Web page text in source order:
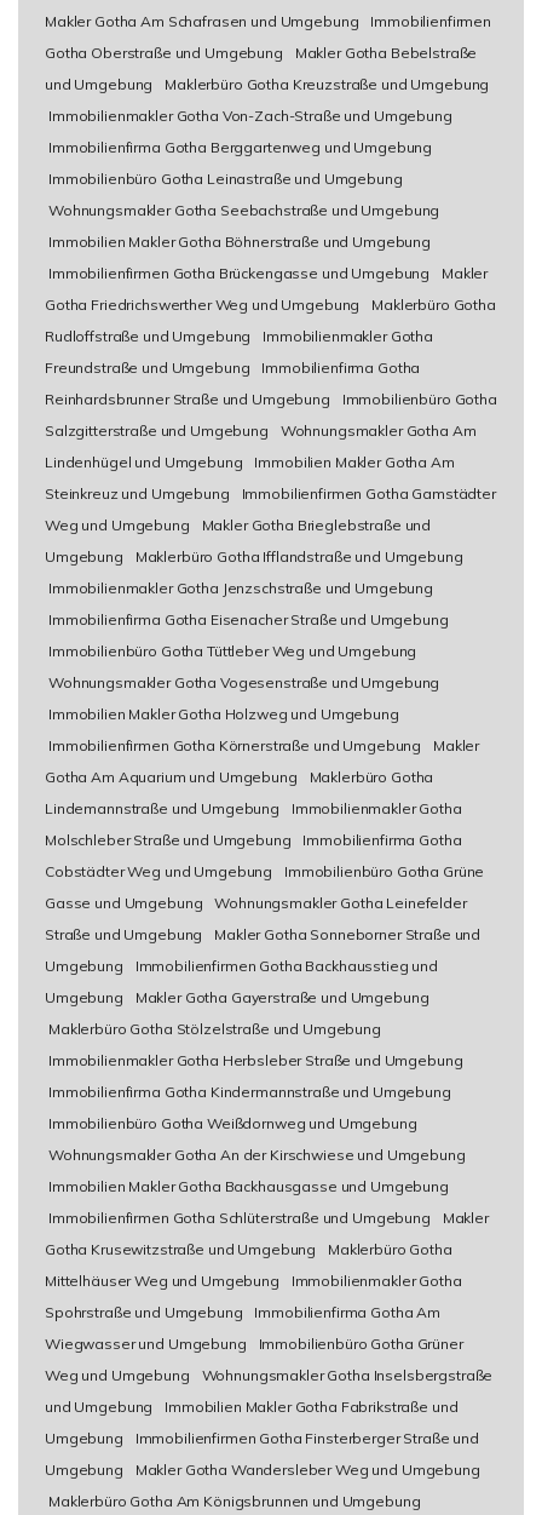
Makler Gotha Am Schafrasen und Umgebung
Immobilienfirmen
Gotha Oberstraße und Umgebung
Makler Gotha Bebelstraße
und Umgebung
Maklerbüro Gotha Kreuzstraße und Umgebung
Immobilienmakler Gotha Von-Zach-Straße und Umgebung
Immobilienfirma Gotha Berggartenweg und Umgebung
Immobilienbüro Gotha Leinastraße und Umgebung
Wohnungsmakler Gotha Seebachstraße und Umgebung
Immobilien Makler Gotha Böhnerstraße und Umgebung
Immobilienfirmen Gotha Brückengasse und Umgebung
Makler
Gotha Friedrichswerther Weg und Umgebung
Maklerbüro Gotha
Rudloffstraße und Umgebung
Immobilienmakler Gotha
Freundstraße und Umgebung
Immobilienfirma Gotha
Reinhardsbrunner Straße und Umgebung
Immobilienbüro Gotha
Salzgitterstraße und Umgebung
Wohnungsmakler Gotha Am
Lindenhügel und Umgebung
Immobilien Makler Gotha Am
Steinkreuz und Umgebung
Immobilienfirmen Gotha Gamstädter
Weg und Umgebung
Makler Gotha Brieglebstraße und
Umgebung
Maklerbüro Gotha Ifflandstraße und Umgebung
Immobilienmakler Gotha Jenzschstraße und Umgebung
Immobilienfirma Gotha Eisenacher Straße und Umgebung
Immobilienbüro Gotha Tüttleber Weg und Umgebung
Wohnungsmakler Gotha Vogesenstraße und Umgebung
Immobilien Makler Gotha Holzweg und Umgebung
Immobilienfirmen Gotha Körnerstraße und Umgebung
Makler
Gotha Am Aquarium und Umgebung
Maklerbüro Gotha
Lindemannstraße und Umgebung
Immobilienmakler Gotha
Molschleber Straße und Umgebung
Immobilienfirma Gotha
Cobstädter Weg und Umgebung
Immobilienbüro Gotha Grüne
Gasse und Umgebung
Wohnungsmakler Gotha Leinefelder
Straße und Umgebung
Makler Gotha Sonneborner Straße und
Umgebung
Immobilienfirmen Gotha Backhausstieg und
Umgebung
Makler Gotha Gayerstraße und Umgebung
Maklerbüro Gotha Stölzelstraße und Umgebung
Immobilienmakler Gotha Herbsleber Straße und Umgebung
Immobilienfirma Gotha Kindermannstraße und Umgebung
Immobilienbüro Gotha Weißdornweg und Umgebung
Wohnungsmakler Gotha An der Kirschwiese und Umgebung
Immobilien Makler Gotha Backhausgasse und Umgebung
Immobilienfirmen Gotha Schlüterstraße und Umgebung
Makler
Gotha Krusewitzstraße und Umgebung
Maklerbüro Gotha
Mittelhäuser Weg und Umgebung
Immobilienmakler Gotha
Spohrstraße und Umgebung
Immobilienfirma Gotha Am
Wiegwasser und Umgebung
Immobilienbüro Gotha Grüner
Weg und Umgebung
Wohnungsmakler Gotha Inselsbergstraße
und Umgebung
Immobilien Makler Gotha Fabrikstraße und
Umgebung
Immobilienfirmen Gotha Finsterberger Straße und
Umgebung
Makler Gotha Wandersleber Weg und Umgebung
Maklerbüro Gotha Am Königsbrunnen und Umgebung